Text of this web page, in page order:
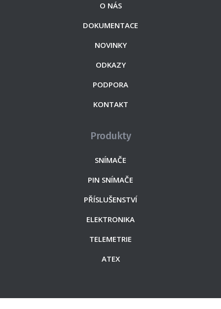
O NÁS
DOKUMENTACE
NOVINKY
ODKAZY
PODPORA
KONTAKT
Produkty
SNÍMAČE
PIN SNÍMAČE
PŘÍSLUŠENSTVÍ
ELEKTRONIKA
TELEMETRIE
ATEX